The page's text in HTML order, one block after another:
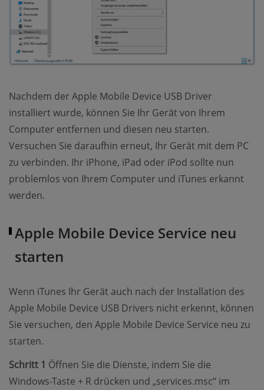
Nachdem der Apple Mobile Device USB Driver
installiert wurde, können Sie Ihr Gerät von Ihrem
Computer entfernen und diesen neu starten.
Versuchen Sie daraufhin erneut, Ihr Gerät mit dem PC
zu verbinden. Ihr iPhone, iPad oder iPod sollte nun
problemlos von Ihrem Computer und iTunes erkannt
werden.
Apple Mobile Device Service neu
starten
Wenn iTunes Ihr Gerät auch nach der Installation des
Apple Mobile Device USB Drivers nicht erkennt, können
Sie versuchen, den Apple Mobile Device Service neu zu
starten.
Schritt 1 Öffnen Sie die Dienste, indem Sie die
Windows-Taste + R drücken und „services.msc“ im